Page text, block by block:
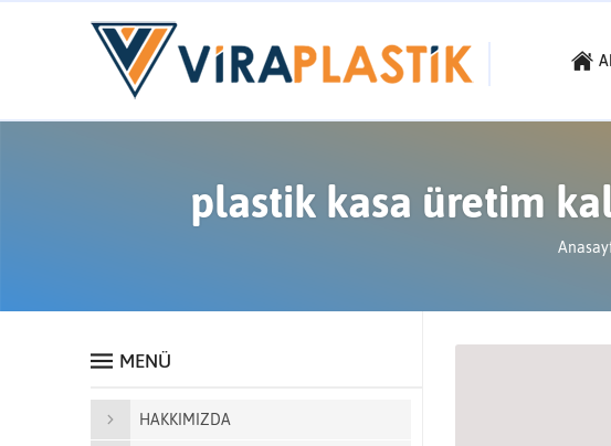
plastik kasa üretim
MENÜ
HAKKIMIZDA